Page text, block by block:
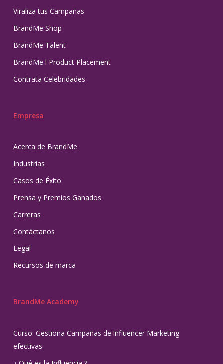
Viraliza tus Campañas
BrandMe Shop
BrandMe Talent
BrandMe l Product Placement
Contrata Celebridades
Empresa
Acerca de BrandMe
Industrias
Casos de Éxito
Prensa y Premios Ganados
Carreras
Contáctanos
Legal
Recursos de marca
BrandMe Academy
Curso: Gestiona Campañas de Influencer Marketing
efectivas